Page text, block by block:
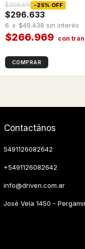
$296.633
-25% OFF
$395.511
$266.969
6 x $49.438 sin interés
Contactános
5491126082642
+5491126082642
info@driven.com.ar
José Vela 1450 -